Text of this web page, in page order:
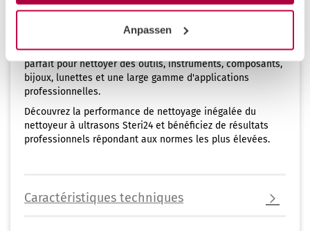
Anpassen
Grâce à sa grande capacité de réservoir et à ses multiples
possibilités de réglage, le nettoyeur à ultrasons Steri24 est
parfait pour nettoyer des outils, instruments, composants,
bijoux, lunettes et une large gamme d'applications
professionnelles.
Découvrez la performance de nettoyage inégalée du
nettoyeur à ultrasons Steri24 et bénéficiez de résultats
professionnels répondant aux normes les plus élevées.
Caractéristiques techniques